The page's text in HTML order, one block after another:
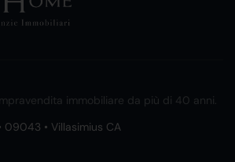
immobiliare da più di 40 anni.
09043 • Villasimius CA